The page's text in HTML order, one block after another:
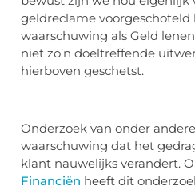
geldreclame voorgeschoteld
waarschuwing als Geld
niet zo’n doeltreffende
hierboven geschetst.
Onderzoek van onder
waarschuwing dat het
klant nauwelijks verandert.
Financiën heeft dit